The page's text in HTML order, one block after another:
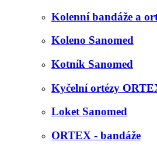
Kolenní bandáže a
Koleno Sanomed
Kotník Sanomed
Kyčelní ortézy
Loket Sanomed
ORTEX - bandáže